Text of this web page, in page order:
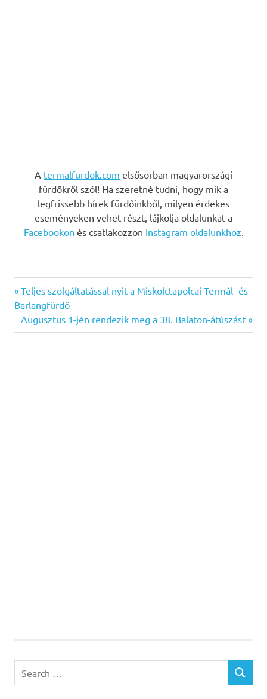
A termalfurdok.com elsősorban magyarországi
fürdőkről szól! Ha szeretné tudni, hogy mik a
legfrissebb hírek fürdőinkből, milyen érdekes
eseményeken vehet részt, lájkolja oldalunkat a
Facebookon és csatlakozzon Instagram oldalunkhoz
Bejegyzés
navigáció
Previous
Post:
Teljes szolgáltatással nyit a Miskolctapolcai Termál- és
Barlangfürdő
Next
Post:
Augusztus 1-jén rendezik meg a 38. Balaton-átúszást
for:
SEARCH